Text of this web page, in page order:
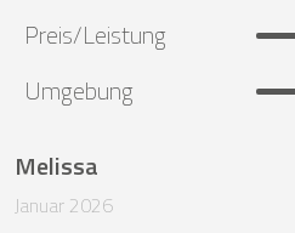
Preis/Leistung
Umgebung
Melissa
Januar 2026